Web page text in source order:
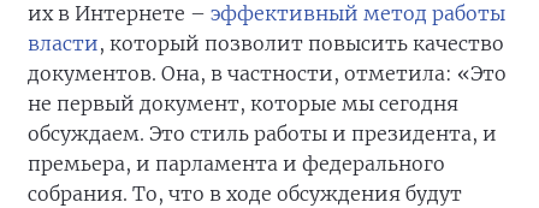
их в Интернете – эффективный метод работы
власти, который позволит повысить качество
документов. Она, в частности, отметила: «Это
не первый документ, которые мы сегодня
обсуждаем. Это стиль работы и президента, и
премьера, и парламента и федерального
собрания. То, что в ходе обсуждения будут